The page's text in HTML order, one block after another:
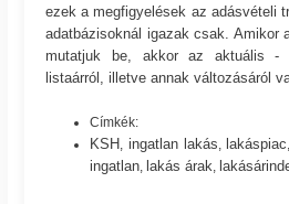
ezek a megfigyelések az adásvételi
adatbázisoknál igazak csak. Amikor
mutatjuk be, akkor az aktuális -
listaárról, illetve annak változásáról
Címkék:
KSH , ingatlan lakás, lakáspiac,
ingatlan, lakás árak,